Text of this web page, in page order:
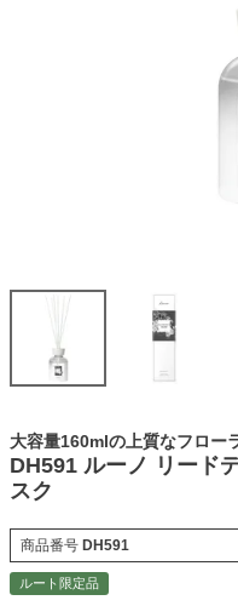
大容量160mlの上質なフロー
DH591 ルーノ リード
スク
商品番号 DH591
ルート限定品